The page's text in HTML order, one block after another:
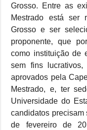
Grosso. Entre as
Mestrado está ser
Grosso e ser
proponente, que
como instituição de
sem fins lucrativos,
aprovados pela
Mestrado, e, ter
Universidade do
candidatos precisam
de fevereiro de